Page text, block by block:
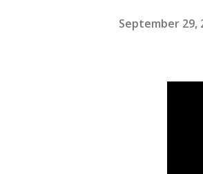
September 29,